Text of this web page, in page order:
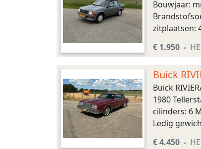
Bouwjaar:
zitplaatsen:
€ 1.950
Buick
Buick
1980
cilinders: 6
Ledig
€ 4.450